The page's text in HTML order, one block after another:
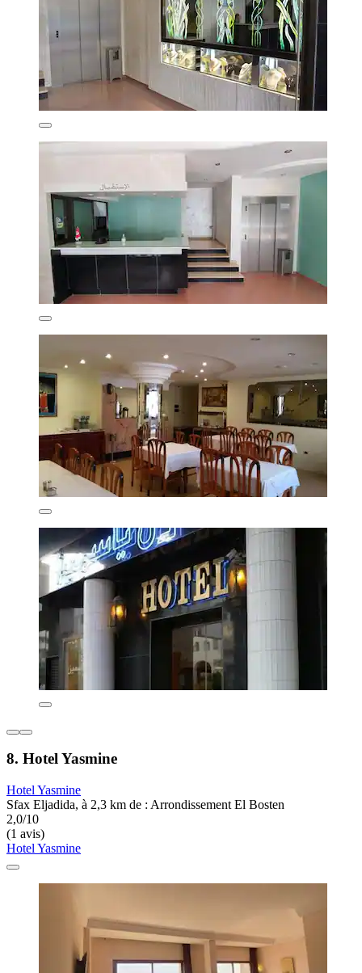
8. Hotel Yasmine
Hotel Yasmine
Sfax Eljadida, à 2,3 km de : Arrondissement El Bosten
2,0/10
(1 avis)
Hotel Yasmine